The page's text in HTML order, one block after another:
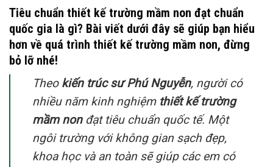
Tiêu chuẩn thiết kế trường mầm non đạt chuẩn
quốc gia là gì? Bài viết dưới đây sẽ giúp bạn hiểu
hơn về quá trình thiết kế trường mầm non, đừng
bỏ lỡ nhé!
Theo kiến trúc sư Phú Nguyễn, người có
nhiều năm kinh nghiệm thiết kế trường
mầm non đạt tiêu chuẩn quốc tế. Một
ngôi trường với không gian sạch đẹp,
khoa học và an toàn sẽ giúp các em có